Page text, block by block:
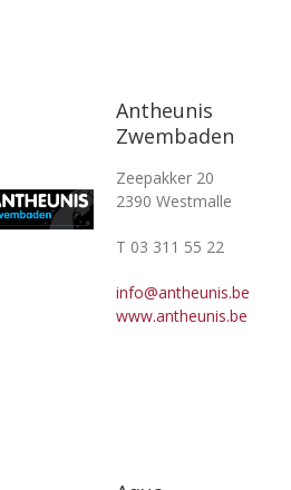
Antheunis
Zwembaden
Zeepakker 20
2390 Westmalle
T 03 311 55 22
info@antheunis.be
www.antheunis.be